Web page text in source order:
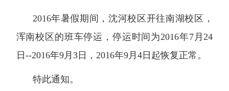
2016年暑假期间，沈河校区开往南湖校区，
浑南校区的班车停运，停运时间为2016年7月24
日--2016年9月3日，2016年9月4日起恢复正常。
特此通知。